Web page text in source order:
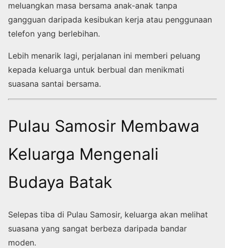
meluangkan masa bersama anak-anak tanpa
gangguan daripada kesibukan kerja atau penggunaan
telefon yang berlebihan.
Lebih menarik lagi, perjalanan ini memberi peluang
kepada keluarga untuk berbual dan menikmati
suasana santai bersama.
Pulau Samosir Membawa
Keluarga Mengenali
Budaya Batak
Selepas tiba di Pulau Samosir, keluarga akan melihat
suasana yang sangat berbeza daripada bandar
moden.